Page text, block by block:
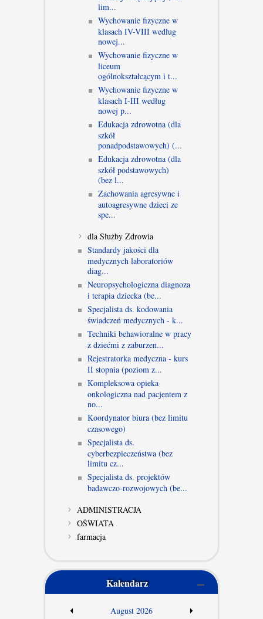
lim...
Wychowanie fizyczne w
klasach IV-VIII według
nowej...
Wychowanie fizyczne w
liceum
ogólnokształcącym i t...
Wychowanie fizyczne w
klasach I-III według
nowej p...
Edukacja zdrowotna (dla
szkół
ponadpodstawowych) (...
Edukacja zdrowotna (dla
szkół podstawowych)
(bez l...
Zachowania agresywne i
autoagresywne dzieci ze
spe...
dla Służby Zdrowia
Standardy jakości dla
medycznych laboratoriów
diag...
Neuropsychologiczna diagnoza
i terapia dziecka (be...
Specjalista ds. kodowania
świadczeń medycznych - k...
Techniki behawioralne w pracy
z dziećmi z zaburzen...
Rejestratorka medyczna - kurs
II stopnia (poziom z...
Kompleksowa opieka
onkologiczna nad pacjentem z
no...
Koordynator biura (bez limitu
czasowego)
Specjalista ds.
cyberbezpieczeństwa (bez
limitu cz...
Specjalista ds. projektów
badawczo-rozwojowych (be...
ADMINISTRACJA
OŚWIATA
farmacja
Kalendarz
/ August 2026 /